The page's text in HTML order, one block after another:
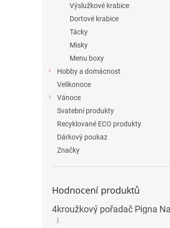
Výslužkové krabice
Dortové krabice
Tácky
Misky
Menu boxy
Hobby a domácnost
Velikonoce
Vánoce
Svatební produkty
Recyklované ECO produkty
Dárkový poukaz
Značky
Hodnocení produktů
Hodnocení produktu je 5 z 5 hvězdiček.
|